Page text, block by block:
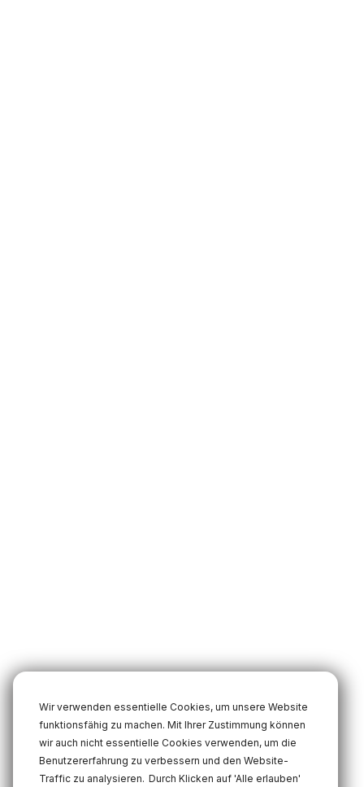
Wir verwenden essentielle Cookies, um unsere Website
funktionsfähig zu machen. Mit Ihrer Zustimmung können
wir auch nicht essentielle Cookies verwenden, um die
Benutzererfahrung zu verbessern und den Website-
Traffic zu analysieren. Durch Klicken auf 'Alle erlauben'